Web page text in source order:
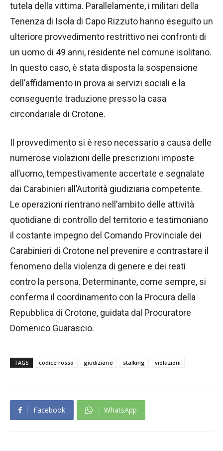
tutela della vittima. Parallelamente, i militari della
Tenenza di Isola di Capo Rizzuto hanno eseguito un
ulteriore provvedimento restrittivo nei confronti di
un uomo di 49 anni, residente nel comune isolitano.
In questo caso, è stata disposta la sospensione
dell’affidamento in prova ai servizi sociali e la
conseguente traduzione presso la casa
circondariale di Crotone.
Il provvedimento si è reso necessario a causa delle
numerose violazioni delle prescrizioni imposte
all’uomo, tempestivamente accertate e segnalate
dai Carabinieri all’Autorità giudiziaria competente.
Le operazioni rientrano nell’ambito delle attività
quotidiane di controllo del territorio e testimoniano
il costante impegno del Comando Provinciale dei
Carabinieri di Crotone nel prevenire e contrastare il
fenomeno della violenza di genere e dei reati
contro la persona. Determinante, come sempre, si
conferma il coordinamento con la Procura della
Repubblica di Crotone, guidata dal Procuratore
Domenico Guarascio.
TAGS codice rosso giudiziarie stalking violazioni
Facebook WhatsApp